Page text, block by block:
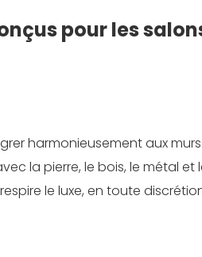
pour les
harmonieusement aux
la pierre, le bois, le métal et
le luxe, en toute